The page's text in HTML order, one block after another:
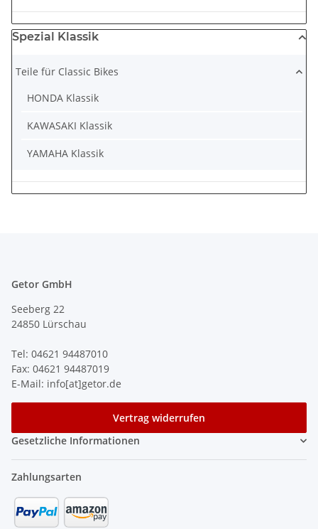
Spezial Klassik
Teile für Classic Bikes
HONDA Klassik
KAWASAKI Klassik
YAMAHA Klassik
Getor GmbH
Seeberg 22
24850 Lürschau
Tel: 04621 94487010
Fax: 04621 94487019
E-Mail: info[at]getor.de
Vertrag widerrufen
Gesetzliche Informationen
Zahlungsarten